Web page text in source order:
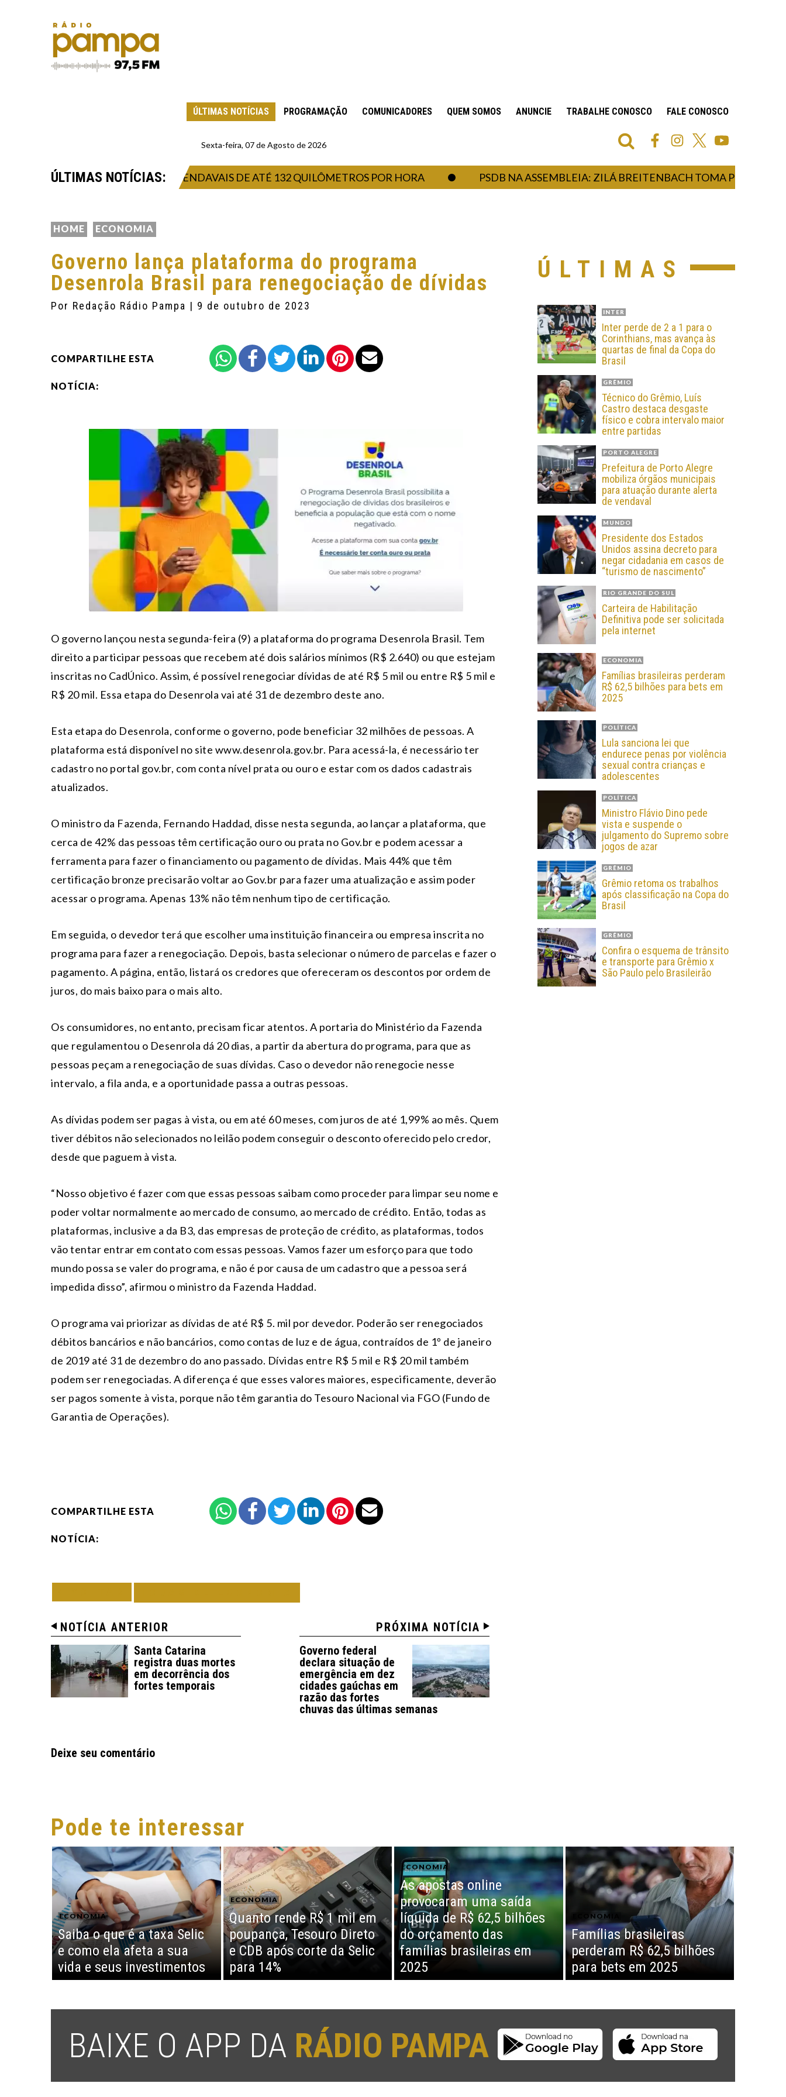
ÚLTIMAS NOTÍCIAS PROGRAMAÇÃO COMUNICADORES QUEM SOMOS ANUNCIE TRABALHE CONOSCO FALE CONOSCO
Sexta-feira, 07 de Agosto de 2026
ÚLTIMAS NOTÍCIAS:
TEMPORAL INTENSO E VENDAVAIS DE ATÉ 132 QUILÔMETROS POR HORA PSDB NA ASSEMBLEIA: ZILÁ BREITENBACH TOMA POSSE COMO
HOME ECONOMIA
Governo lança plataforma do programa
Desenrola Brasil para renegociação de dívidas
Por Redação Rádio Pampa | 9 de outubro de 2023
COMPARTILHE ESTA
NOTÍCIA:
O governo lançou nesta segunda-feira (9) a plataforma do programa Desenrola Brasil. Tem
direito a participar pessoas que recebem até dois salários mínimos (R$ 2.640) ou que estejam
inscritas no CadÚnico. Assim, é possível renegociar dívidas de até R$ 5 mil ou entre R$ 5 mil e
R$ 20 mil. Essa etapa do Desenrola vai até 31 de dezembro deste ano.
Esta etapa do Desenrola, conforme o governo, pode beneficiar 32 milhões de pessoas. A
plataforma está disponível no site www.desenrola.gov.br. Para acessá-la, é necessário ter
cadastro no portal gov.br, com conta nível prata ou ouro e estar com os dados cadastrais
atualizados.
O ministro da Fazenda, Fernando Haddad, disse nesta segunda, ao lançar a plataforma, que
cerca de 42% das pessoas têm certificação ouro ou prata no Gov.br e podem acessar a
ferramenta para fazer o financiamento ou pagamento de dívidas. Mais 44% que têm
certificação bronze precisarão voltar ao Gov.br para fazer uma atualização e assim poder
acessar o programa. Apenas 13% não têm nenhum tipo de certificação.
Em seguida, o devedor terá que escolher uma instituição financeira ou empresa inscrita no
programa para fazer a renegociação. Depois, basta selecionar o número de parcelas e fazer o
pagamento. A página, então, listará os credores que ofereceram os descontos por ordem de
juros, do mais baixo para o mais alto.
Os consumidores, no entanto, precisam ficar atentos. A portaria do Ministério da Fazenda
que regulamentou o Desenrola dá 20 dias, a partir da abertura do programa, para que as
pessoas peçam a renegociação de suas dívidas. Caso o devedor não renegocie nesse
intervalo, a fila anda, e a oportunidade passa a outras pessoas.
As dívidas podem ser pagas à vista, ou em até 60 meses, com juros de até 1,99% ao mês. Quem
tiver débitos não selecionados no leilão podem conseguir o desconto oferecido pelo credor,
desde que paguem à vista.
“Nosso objetivo é fazer com que essas pessoas saibam como proceder para limpar seu nome e
poder voltar normalmente ao mercado de consumo, ao mercado de crédito. Então, todas as
plataformas, inclusive a da B3, das empresas de proteção de crédito, as plataformas, todos
vão tentar entrar em contato com essas pessoas. Vamos fazer um esforço para que todo
mundo possa se valer do programa, e não é por causa de um cadastro que a pessoa será
impedida disso”, afirmou o ministro da Fazenda Haddad.
O programa vai priorizar as dívidas de até R$ 5. mil por devedor. Poderão ser renegociados
débitos bancários e não bancários, como contas de luz e de água, contraídos de 1º de janeiro
de 2019 até 31 de dezembro do ano passado. Dívidas entre R$ 5 mil e R$ 20 mil também
podem ser renegociadas. A diferença é que esses valores maiores, especificamente, deverão
ser pagos somente à vista, porque não têm garantia do Tesouro Nacional via FGO (Fundo de
Garantia de Operações).
COMPARTILHE ESTA
NOTÍCIA:
NOTÍCIA ANTERIOR
Santa Catarina
registra duas mortes
em decorrência dos
fortes temporais
PRÓXIMA NOTÍCIA
Governo federal
declara situação de
emergência em dez
cidades gaúchas em
razão das fortes
chuvas das últimas semanas
Deixe seu comentário
ÚLTIMAS
INTER
Inter perde de 2 a 1 para o
Corinthians, mas avança às
quartas de final da Copa do
Brasil
GRÊMIO
Técnico do Grêmio, Luís
Castro destaca desgaste
físico e cobra intervalo maior
entre partidas
PORTO ALEGRE
Prefeitura de Porto Alegre
mobiliza órgãos municipais
para atuação durante alerta
de vendaval
MUNDO
Presidente dos Estados
Unidos assina decreto para
negar cidadania em casos de
“turismo de nascimento”
RIO GRANDE DO SUL
Carteira de Habilitação
Definitiva pode ser solicitada
pela internet
ECONOMIA
Famílias brasileiras perderam
R$ 62,5 bilhões para bets em
2025
POLÍTICA
Lula sanciona lei que
endurece penas por violência
sexual contra crianças e
adolescentes
POLÍTICA
Ministro Flávio Dino pede
vista e suspende o
julgamento do Supremo sobre
jogos de azar
GRÊMIO
Grêmio retoma os trabalhos
após classificação na Copa do
Brasil
GRÊMIO
Confira o esquema de trânsito
e transporte para Grêmio x
São Paulo pelo Brasileirão
Pode te interessar
ECONOMIA
Saiba o que é a taxa Selic
e como ela afeta a sua
vida e seus investimentos
ECONOMIA
Quanto rende R$ 1 mil em
poupança, Tesouro Direto
e CDB após corte da Selic
para 14%
ECONOMIA
As apostas online
provocaram uma saída
líquida de R$ 62,5 bilhões
do orçamento das
famílias brasileiras em
2025
ECONOMIA
Famílias brasileiras
perderam R$ 62,5 bilhões
para bets em 2025
BAIXE O APP DA RÁDIO PAMPA